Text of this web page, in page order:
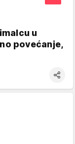
u
povećanje,